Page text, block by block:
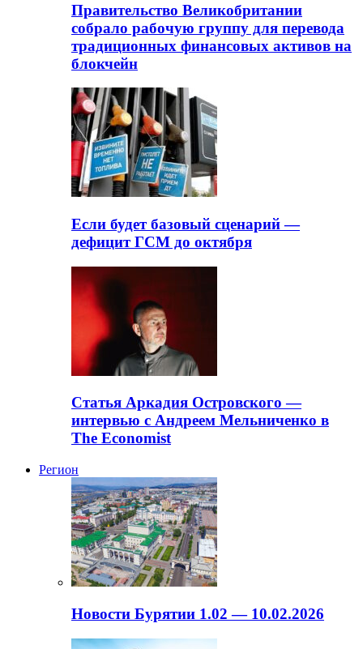
Правительство Великобритании
собрало рабочую группу для перевода
традиционных финансовых активов на
блокчейн
Если будет базовый сценарий —
дефицит ГСМ до октября
Статья Аркадия Островского —
интервью с Андреем Мельниченко в
The Economist
Регион
Новости Бурятии 1.02 — 10.02.2026